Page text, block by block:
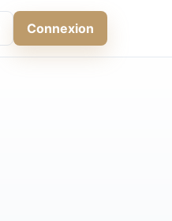
Connexion